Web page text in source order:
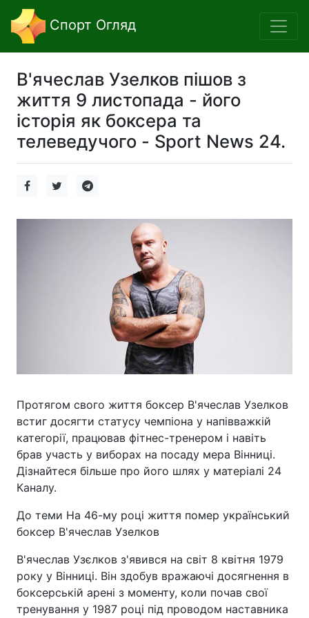
Спорт Огляд
В'ячеслав Узелков пішов з
життя 9 листопада - його
історія як боксера та
телеведучого - Sport News 24.
Протягом свого життя боксер В'ячеслав Узелков
встиг досягти статусу чемпіона у напівважкій
категорії, працював фітнес-тренером і навіть
брав участь у виборах на посаду мера Вінниці.
Дізнайтеся більше про його шлях у матеріалі 24
Каналу.
До теми На 46-му році життя помер український
боксер В'ячеслав Узелков
В'ячеслав Узєлков з'явився на світ 8 квітня 1979
року у Вінниці. Він здобув вражаючі досягнення в
боксерській арені з моменту, коли почав свої
тренування у 1987 році під проводом наставника